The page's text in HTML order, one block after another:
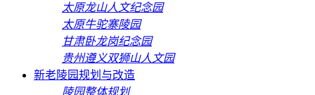
太原龙山人文纪念园
太原牛驼寨陵园
甘肃卧龙岗纪念园
贵州遵义双狮山人文园
新老陵园规划与改造
陵园整体规划